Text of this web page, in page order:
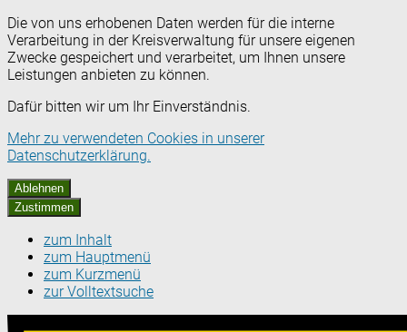
Die von uns erhobenen Daten werden für die interne
Verarbeitung in der Kreisverwaltung für unsere eigenen
Zwecke gespeichert und verarbeitet, um Ihnen unsere
Leistungen anbieten zu können.
Dafür bitten wir um Ihr Einverständnis.
Mehr zu verwendeten Cookies in unserer
Datenschutzerklärung.
Ablehnen
Zustimmen
zum Inhalt
zum Hauptmenü
zum Kurzmenü
zur Volltextsuche